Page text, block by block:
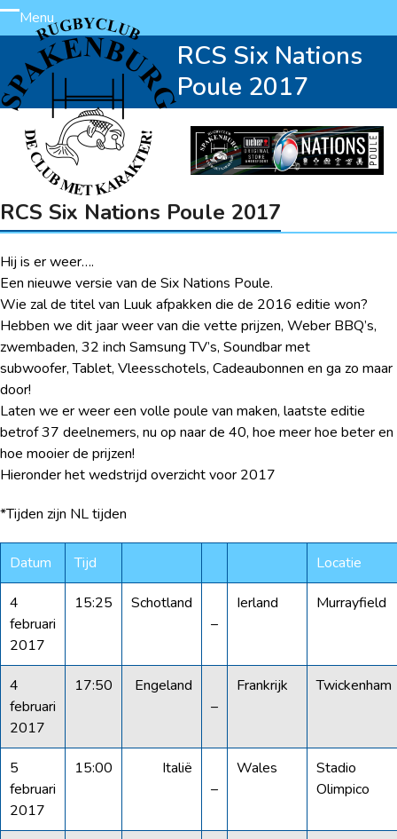
Skip
to
content
Menu
Open
mobile
menu
Close
mobile
menu
RCS Six Nations
Poule 2017
RCS Six Nations Poule 2017
Hij is er weer….
Een nieuwe versie van de Six Nations Poule.
Wie zal de titel van Luuk afpakken die de 2016 editie won?
Hebben we dit jaar weer van die vette prijzen, Weber BBQ’s,
zwembaden, 32 inch Samsung TV’s, Soundbar met
subwoofer, Tablet, Vleesschotels, Cadeaubonnen en ga zo maar
door!
Laten we er weer een volle poule van maken, laatste editie
betrof 37 deelnemers, nu op naar de 40, hoe meer hoe beter en
hoe mooier de prijzen!
Hieronder het wedstrijd overzicht voor 2017
*Tijden zijn NL tijden
Datum Tijd Locatie
4
februari
2017
15:25
Schotland
–
Ierland Murrayfield
4
februari
2017
17:50
Engeland
–
Frankrijk Twickenham
5
februari
2017
15:00
Italië
–
Wales
Stadio
Olimpico